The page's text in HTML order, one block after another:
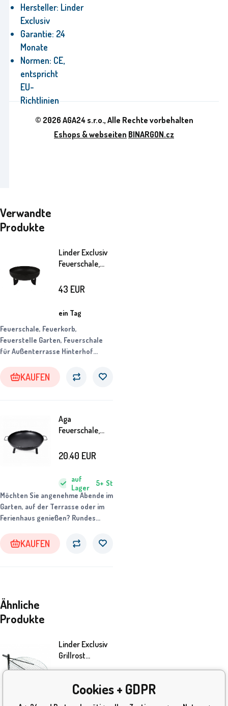
Hersteller: Linder
Exclusiv
Garantie: 24
Monate
Normen: CE,
entspricht
EU-
Richtlinien
Verwandte
Produkte
Linder Exclusiv
Feuerschale,
Feuerstelle
Feuerschale, Feuerkorb,
Feuerstelle Garten, Feuerschale
für Außenterrasse Hinterhof
Feuerschale,
ein Tag
43 EUR
KAUFEN
Aga
Feuerschale,
Feuerstelle
mit Griffen
Möchten Sie angenehme Abende im
Garten, auf der Terrasse oder im
Ferienhaus genießen? Rundes
Durchmesser von 58 cm vereint
attraktives Design, Funktionalität
auf
Lager
5+ St
20.40 EUR
KAUFEN
Ähnliche
Produkte
Linder Exclusiv
Grillrost
auf
© 2026 AGA24 s.r.o., Alle Rechte vorbehalten
Eshops & webseiten BINARGON.cz
Cookies + GDPR